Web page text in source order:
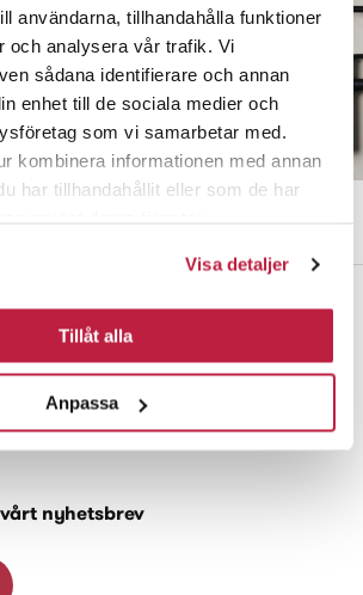
användarna, tillhandahålla funktioner
och analysera vår trafik. Vi
sådana identifierare och annan
enhet till de sociala medier och
som vi samarbetar med.
kombinera informationen med annan
har tillhandahållit eller som de har
Visa detaljer
Tillåt alla
Anpassa
genom
nyhetsbrev